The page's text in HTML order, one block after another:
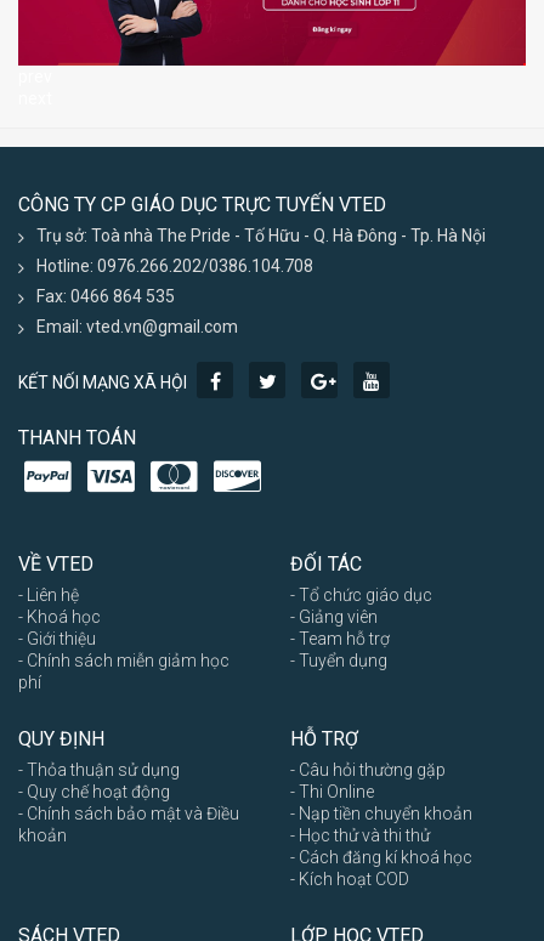
CÔNG TY CP GIÁO DỤC TRỰC TUYẾN VTED
Trụ sở: Toà nhà The Pride - Tố Hữu - Q. Hà Đông - Tp. Hà Nội
Hotline: 0976.266.202/0386.104.708
Fax: 0466 864 535
Email: vted.vn@gmail.com
KẾT NỐI MẠNG XÃ HỘI
THANH TOÁN
VỀ VTED
- Liên hệ
- Khoá học
- Giới thiệu
- Chính sách miễn giảm học
phí
ĐỐI TÁC
- Tổ chức giáo dục
- Giảng viên
- Team hỗ trợ
- Tuyển dụng
QUY ĐỊNH
- Thỏa thuận sử dụng
- Quy chế hoạt động
- Chính sách bảo mật và Điều
khoản
HỖ TRỢ
- Câu hỏi thường gặp
- Thi Online
- Nạp tiền chuyển khoản
- Học thử và thi thử
- Cách đăng kí khoá học
- Kích hoạt COD
SÁCH VTED LỚP HỌC VTED